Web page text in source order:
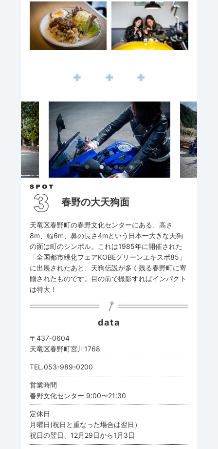
春野の大天狗面
天竜区春野町の春野文化センターにある、高さ
8m、幅6m、鼻の長さ4mという日本一大きな天狗
の面は町のシンボル。これは1985年に開催された
「全国都市緑化フェアKOBEグリーンエキスポ85」
に出展されたあと、天狗伝説が多く残る春野町に寄
贈されたものです。目の前で撮影すればインパクト
は特大！
data
〒437-0604
天竜区春野町宮川1768
TEL.053-989-0200
営業時間
春野文化センター 9:00〜21:30
定休日
月曜日(祝日と重なった場合は翌日）
祝日の翌日、12月29日から1月3日